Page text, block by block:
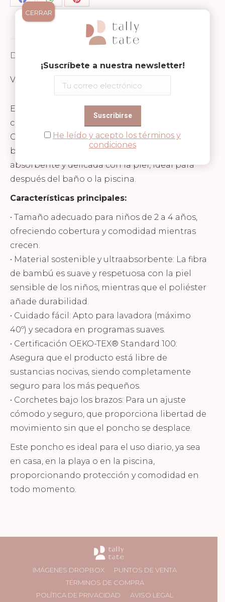
Share
on
Share
on
WhatsApp
Share
Pinterest
Descripción
Valoraciones (0)
El poncho de Timboo es una prenda versátil y
cómoda, perfecta para niños de 1 a 4 años.
Confeccionado con una suave mezcla de 90%
bambú y 10% poliéster, ofrece una textura
absorbente y delicada con la piel, ideal para
después del baño o la piscina.
Características principales:
• Tamaño adecuado para niños de 2 a 4 años,
ofreciendo cobertura y comodidad mientras
crecen.
• Material sostenible y ultraabsorbente: La fibra
de bambú es suave y respetuosa con la piel
sensible de los niños, mientras que el poliéster
añade durabilidad.
• Cuidado fácil: Apto para lavadora (máximo
40º) y secadora en programas suaves.
• Certificación OEKO-TEX® Standard 100:
Asegura que el producto está libre de
sustancias nocivas, siendo completamente
seguro para los más pequeños.
• Corchetes bajo los brazos: Para un ajuste
cómodo y seguro, que proporciona libertad de
movimiento sin que el poncho se desplace.
Este poncho es ideal para el uso diario, ya sea
en casa, en la playa o en la piscina,
proporcionando protección y comodidad en
todo momento.
IMÁGENES DROPBOX
PUNTOS DE VENTA
TÉRMINOS DE COMPRA
POLÍTICA DE PRIVACIDAD
AVISO LEGAL
¡Suscríbete a nuestra newsletter!
He leído y acepto los términos y
condiciones
CERRAR